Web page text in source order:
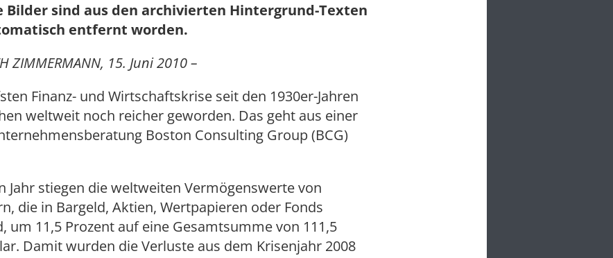
Bilder sind aus den archivierten Hintergrund-Texten
entfernt worden.
ZIMMERMANN, 15. Juni 2010 –
Finanz- und Wirtschaftskrise seit den 1930er-Jahren
weltweit noch reicher geworden. Das geht aus einer
Boston Consulting Group (BCG)
Jahr stiegen die weltweiten Vermögenswerte von
die in Bargeld, Aktien, Wertpapieren oder Fonds
um 11,5 Prozent auf eine Gesamtsumme von 111,5
Damit wurden die Verluste aus dem Krisenjahr 2008